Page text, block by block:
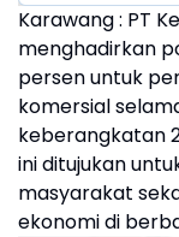
Karawang : PT
menghadirkan
persen untuk
komersial
keberangkatan
ini ditujukan
masyarakat
ekonomi di